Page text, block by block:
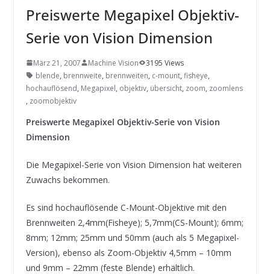
SYSTEMS WIRD EYYES
Compact system for precision
positioning of industrial cameras
Preiswerte Megapixel Objektiv-
Serie von Vision Dimension
März 21, 2007 Machine Vision
3195 Views
blende, brennweite, brennweiten, c-mount, fisheye,
hochauflösend, Megapixel, objektiv, übersicht, zoom, zoomlens
, zoomobjektiv
Preiswerte Megapixel Objektiv-Serie von Vision
Dimension
Die Megapixel-Serie von Vision Dimension hat weiteren
Zuwachs bekommen.
Es sind hochauflösende C-Mount-Objektive mit den
Brennweiten 2,4mm(Fisheye); 5,7mm(CS-Mount); 6mm;
8mm; 12mm; 25mm und 50mm (auch als 5 Megapixel-
Version), ebenso als Zoom-Objektiv 4,5mm – 10mm
und 9mm – 22mm (feste Blende) erhältlich.